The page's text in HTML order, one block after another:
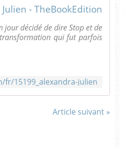
- TheBookEdition
décidé de dire Stop et de
qui fut parfois
15199_alexandra-julien
Article suivant »